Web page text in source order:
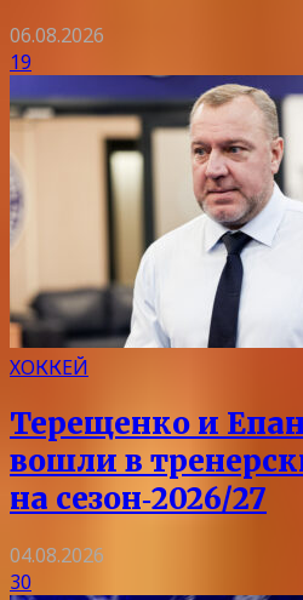
06.08.2026
19
ХОККЕЙ
Терещенко и
вошли в
на сезон‑2026/27
04.08.2026
30